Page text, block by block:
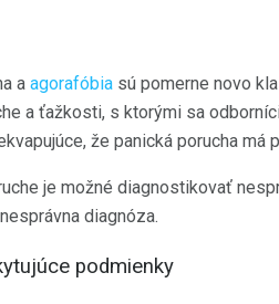
a agorafóbia sú pomerne novo
a ťažkosti, s ktorými sa
že panická porucha
je možné diagnostikovať
diagnóza.
podmienky